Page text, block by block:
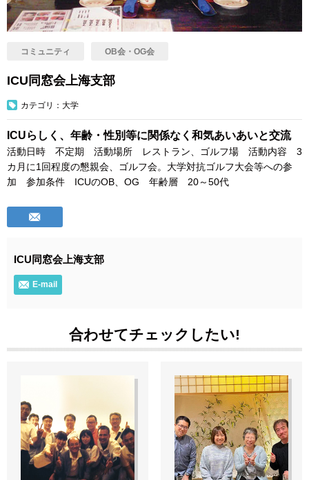
コミュニティ OB会・OG会
ICU同窓会上海支部
カテゴリ：大学
ICUらしく、年齢・性別等に関係なく和気あいあいと交流
活動日時 不定期 活動場所 レストラン、ゴルフ場 活動内容 3
カ月に1回程度の懇親会、ゴルフ会。大学対抗ゴルフ大会等への参
加 参加条件 ICUのOB、OG 年齢層 20～50代
ICU同窓会上海支部
E-mail
合わせてチェックしたい!